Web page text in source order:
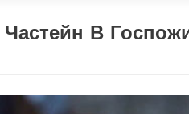
В